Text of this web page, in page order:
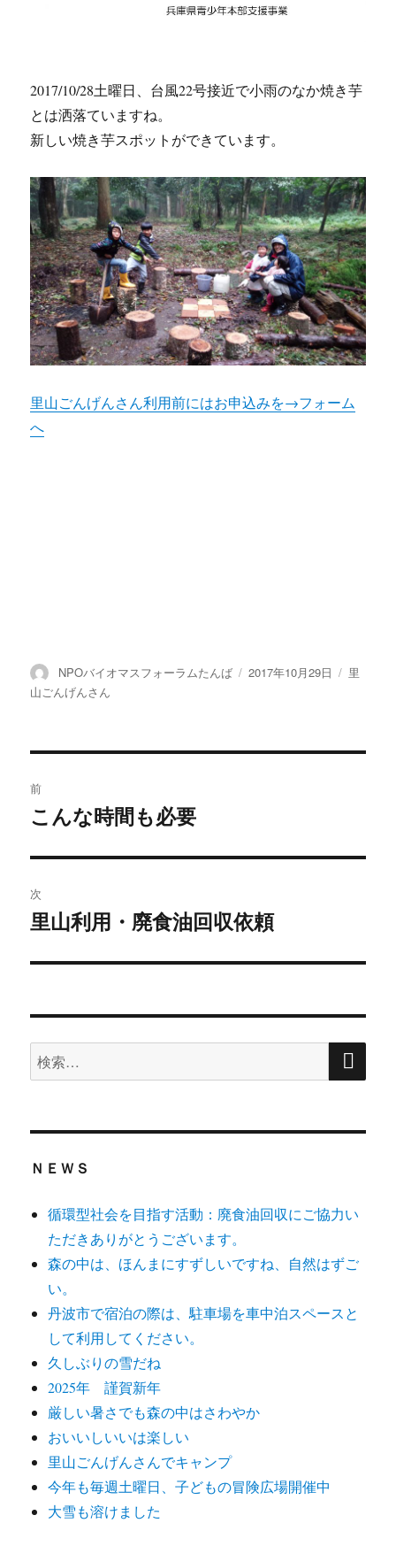
2017/10/28土曜日、台風22号接近で小雨のなか焼き芋
とは洒落ていますね。
新しい焼き芋スポットができています。
里山ごんげんさん利用前にはお申込みを→フォーム
へ
投
稿
NPOバイオマスフォーラムたんば
投
2017年10月29日
カ
里
山ごんげんさん
稿
ビ
ゲ
ー
ン
前
前
投
稿:
こんな時間も必要
次
次
投
里山利用・廃食油回収依頼
検
索:
検
ＮＥＷＳ
循環型社会を目指す活動：廃食油回収にご協力い
ただきありがとうございます。
森の中は、ほんまにすずしいですね、自然はずご
い。
丹波市で宿泊の際は、駐車場を車中泊スペースと
して利用してください。
久しぶりの雪だね
2025年 謹賀新年
厳しい暑さでも森の中はさわやか
おいいしいいは楽しい
里山ごんげんさんでキャンプ
今年も毎週土曜日、子どもの冒険広場開催中
大雪も溶けました